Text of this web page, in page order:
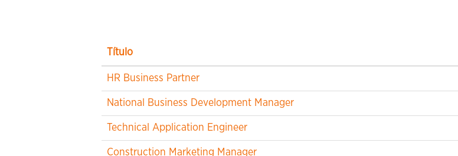
Título
HR Business Partner
National Business Development Manager
Technical Application Engineer
Construction Marketing Manager